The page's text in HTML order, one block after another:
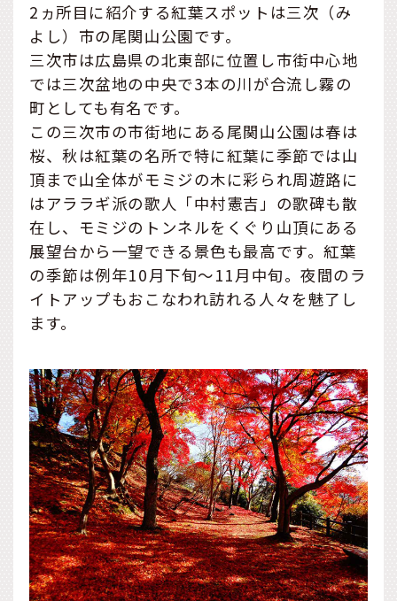
2ヵ所目に紹介する紅葉スポットは三次（み
よし）市の尾関山公園です。
三次市は広島県の北東部に位置し市街中心地
では三次盆地の中央で3本の川が合流し霧の
町としても有名です。
この三次市の市街地にある尾関山公園は春は
桜、秋は紅葉の名所で特に紅葉に季節では山
頂まで山全体がモミジの木に彩られ周遊路に
はアララギ派の歌人「中村憲吉」の歌碑も散
在し、モミジのトンネルをくぐり山頂にある
展望台から一望できる景色も最高です。紅葉
の季節は例年10月下旬～11月中旬。夜間のラ
イトアップもおこなわれ訪れる人々を魅了し
ます。